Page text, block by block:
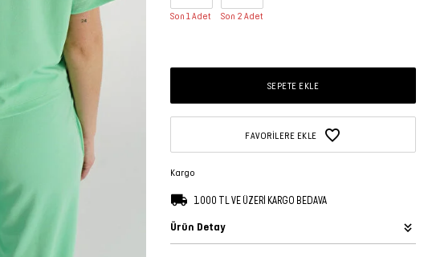
Son 1 Adet Son 2 Adet
SEPETE EKLE
FAVORILERE EKLE
Kargo
1.000 TL VE ÜZERİ KARGO BEDAVA
Ürün Detay